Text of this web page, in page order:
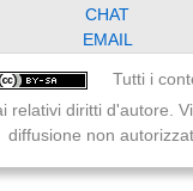
CHAT
EMAIL
Tutti i
relativi diritti d'autore.
diffusione non